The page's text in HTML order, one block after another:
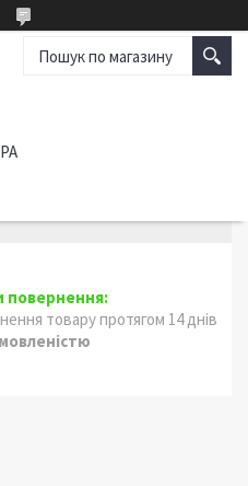
товару протягом 14 днів